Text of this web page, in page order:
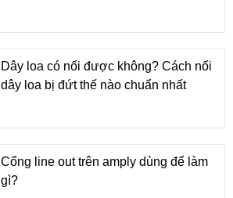
Dây loa có nối được không? Cách nối
dây loa bị đứt thế nào chuẩn nhất
Cổng line out trên amply dùng để làm
gì?